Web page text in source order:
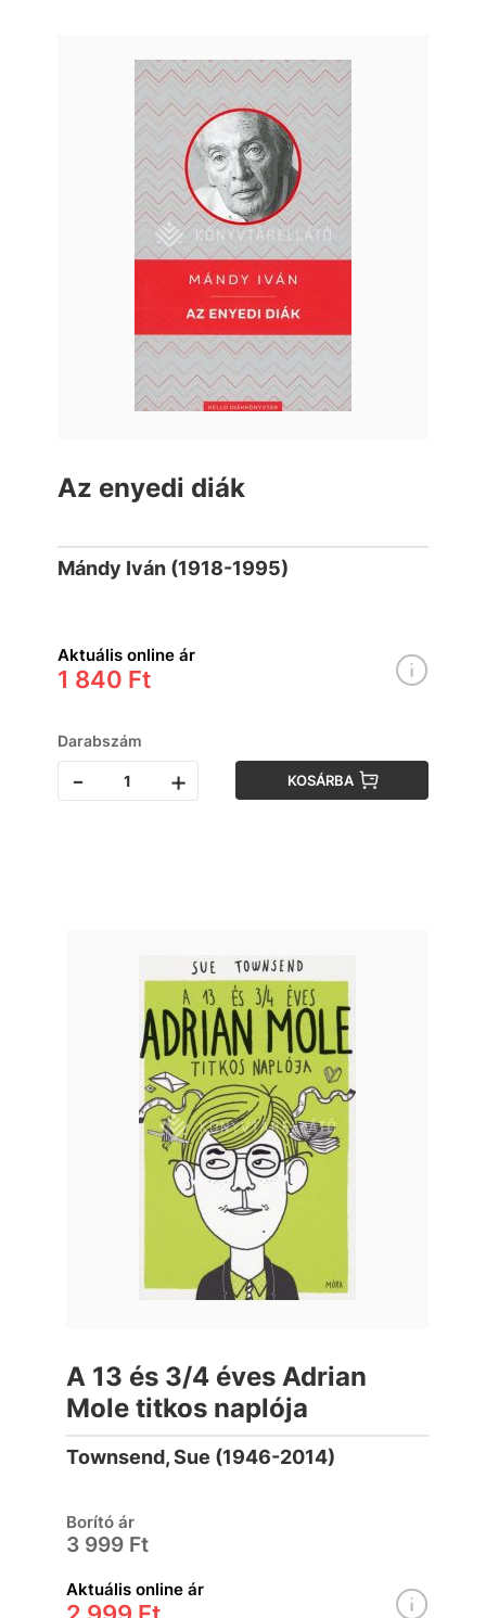
Az enyedi diák
Mándy Iván (1918-1995)
Aktuális online ár
1 840 Ft
Darabszám
- + KOSÁRBA
A 13 és 3/4 éves Adrian
Mole titkos naplója
Townsend, Sue (1946-2014)
Borító ár
3 999 Ft
Aktuális online ár